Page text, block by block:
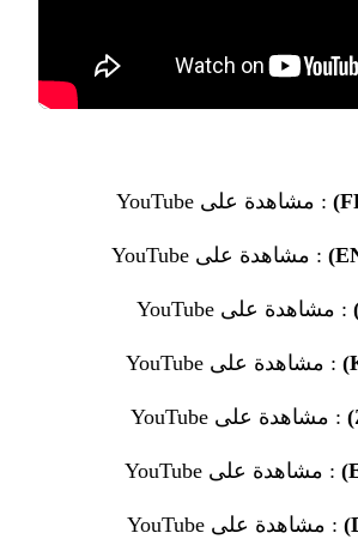
: مشاهدة على YouTube
: مشاهدة على YouTube
: مشاهدة على YouTube
: مشاهدة على YouTube
: مشاهدة على YouTube
: مشاهدة على YouTube
: مشاهدة على YouTube